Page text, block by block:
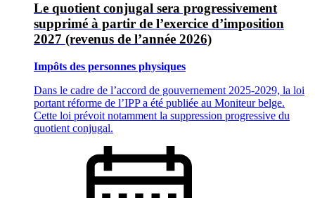
Le quotient conjugal sera progressivement
supprimé à partir de l’exercice d’imposition
2027 (revenus de l’année 2026)
Impôts des personnes physiques
Dans le cadre de l’accord de gouvernement 2025‑2029, la loi
portant réforme de l’IPP a été publiée au Moniteur belge.
Cette loi prévoit notamment la suppression progressive du
quotient conjugal.